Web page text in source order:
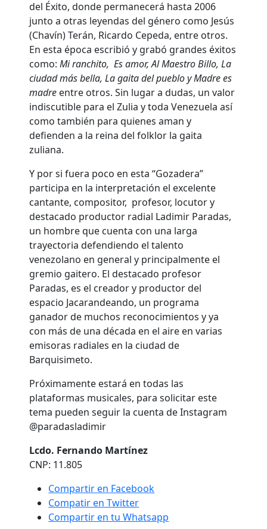
del Éxito, donde permanecerá hasta 2006
junto a otras leyendas del género como Jesús
(Chavín) Terán, Ricardo Cepeda, entre otros.
En esta época escribió y grabó grandes éxitos
como:Mi ranchito, Es amor, Al Maestro Billo, La
ciudad más bella, La gaita del pueblo y Madre es
madre entre otros. Sin lugar a dudas, un valor
indiscutible para el Zulia y toda Venezuela así
como también para quienes aman y
defienden a la reina del folklor la gaita
zuliana.
Y por si fuera poco en esta “Gozadera”
participa en la interpretación el excelente
cantante, compositor, profesor, locutor y
destacado productor radial Ladimir Paradas,
un hombre que cuenta con una larga
trayectoria defendiendo el talento
venezolano en general y principalmente el
gremio gaitero. El destacado profesor
Paradas, es el creador y productor del
espacio Jacarandeando, un programa
ganador de muchos reconocimientos y ya
con más de una década en el aire en varias
emisoras radiales en la ciudad de
Barquisimeto.
Próximamente estará en todas las
plataformas musicales, para solicitar este
tema pueden seguir la cuenta de Instagram
@paradasladimir
Lcdo. Fernando Martínez
CNP: 11.805
Compartir en Facebook
Compatir en Twitter
Compartir en tu Whatsapp